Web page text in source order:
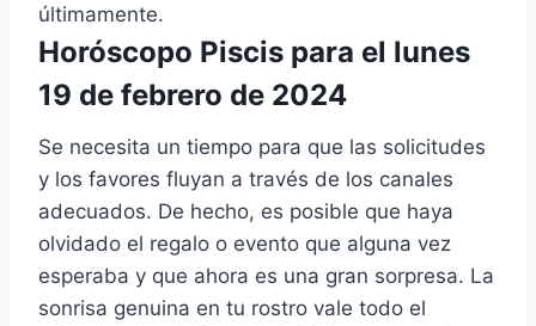
últimamente.
Horóscopo Piscis para el lunes
19 de febrero de 2024
Se necesita un tiempo para que las solicitudes
y los favores fluyan a través de los canales
adecuados. De hecho, es posible que haya
olvidado el regalo o evento que alguna vez
esperaba y que ahora es una gran sorpresa. La
sonrisa genuina en tu rostro vale todo el